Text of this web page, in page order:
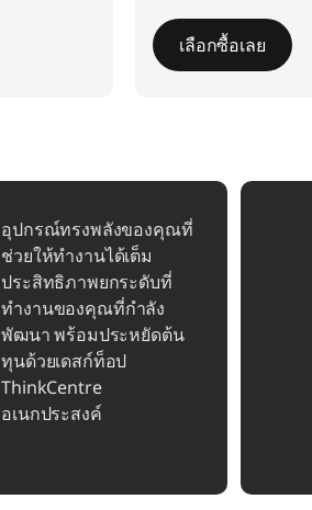
เลือกซื้อเลย
อุปกรณ์ทรงพลังของคุณที่
ช่วยให้ทำงานได้เต็ม
ประสิทธิภาพยกระดับที่
ทำงานของคุณที่กำลัง
พัฒนา พร้อมประหยัดต้น
ทุนด้วยเดสก์ท็อป
ThinkCentre
อเนกประสงค์